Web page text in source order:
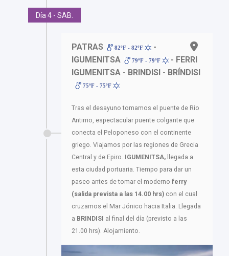
Día 4 - SAB.
PATRAS 82ºF - 82ºF
-
IGUMENITSA
79ºF - 79ºF
- FERRI
IGUMENITSA - BRINDISI - BRÍNDISI
75ºF - 75ºF
Tras el desayuno tomamos el puente de Rio
Antirrio, espectacular puente colgante que
conecta el Peloponeso con el continente
griego. Viajamos por las regiones de Grecia
Central y de Epiro. IGUMENITSA, llegada a
esta ciudad portuaria. Tiempo para dar un
paseo antes de tomar el moderno ferry
(salida prevista a las 14.00 hrs) con el cual
cruzamos el Mar Jónico hacia Italia. Llegada
a BRINDISI al final del día (previsto a las
21.00 hrs). Alojamiento.